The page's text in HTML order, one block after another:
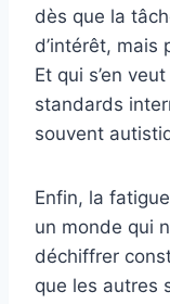
dès que la
d’intérêt, mais
Et qui s’en
standards
souvent
Enfin, la
un monde qui
déchiffrer
que les autres